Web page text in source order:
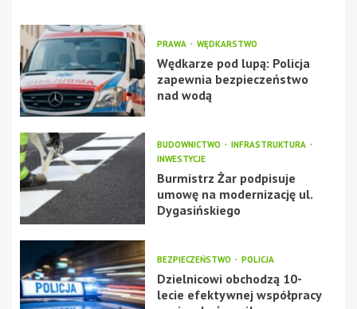
PRAWA WĘDKARSTWO
Wędkarze pod lupą: Policja
zapewnia bezpieczeństwo
nad wodą
BUDOWNICTWO
INFRASTRUKTURA
INWESTYCJE
Burmistrz Żar podpisuje
umowę na modernizację ul.
Dygasińskiego
BEZPIECZEŃSTWO POLICJA
Dzielnicowi obchodzą 10-
lecie efektywnej współpracy